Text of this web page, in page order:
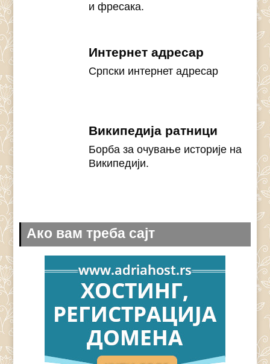
и фресака.
Интернет адресар
Српски интернет адресар
Википедија ратници
Борба за очување историје на
Википедији.
Ако вам треба сајт